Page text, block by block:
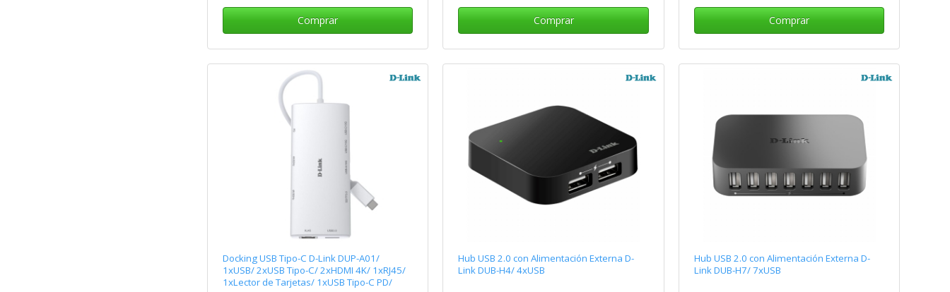
Comprar Comprar Comprar
Docking USB Tipo-C D-Link DUP-A01/
1xUSB/ 2xUSB Tipo-C/ 2xHDMI 4K/ 1xRJ45/
1xLector de Tarjetas/ 1xUSB Tipo-C PD/
Hub USB 2.0 con Alimentación Externa D-
Link DUB-H4/ 4xUSB
Hub USB 2.0 con Alimentación Externa D-
Link DUB-H7/ 7xUSB